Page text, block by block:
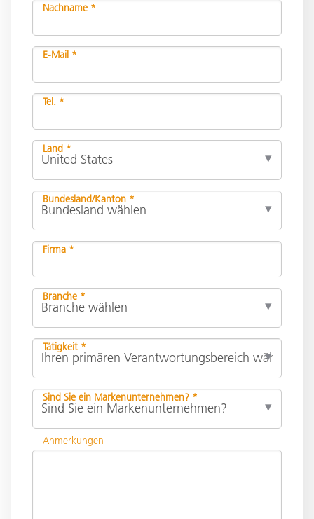
Nachname *
E-Mail *
Tel. *
Land *
Bundesland/Kanton *
Firma *
Branche *
Tätigkeit *
Sind Sie ein Markenunternehmen? *
Anmerkungen